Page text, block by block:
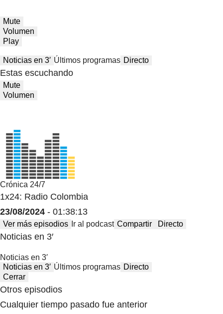
Mute
Volumen
Play
Noticias en 3′ Últimos programas Directo
Estas escuchando
Mute
Volumen
Crónica 24/7
1x24: Radio Colombia
23/08/2024 - 01:38:13
Ver más episodios Ir al podcast Compartir Directo
Noticias en 3′
Noticias en 3′
Noticias en 3′ Últimos programas Directo
Cerrar
Otros episodios
Cualquier tiempo pasado fue anterior